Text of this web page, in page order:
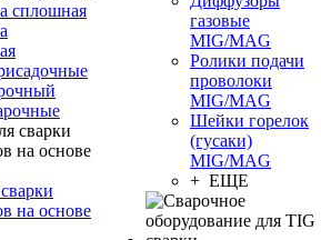
сплошная
на основе
газовые
MIG/MAG
Ролики подачи
проволоки
MIG/MAG
Шейки горелок
(гусаки)
MIG/MAG
+ ЕЩЕ